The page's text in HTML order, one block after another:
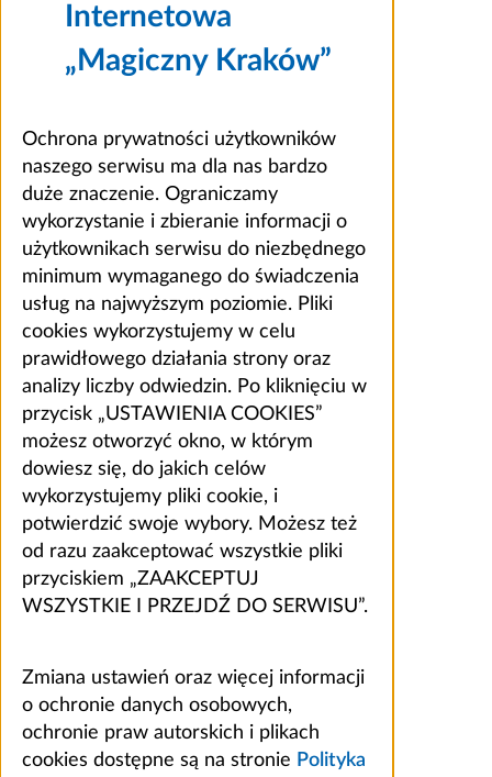
Internetowa
„Magiczny Kraków”
Ochrona prywatności użytkowników
naszego serwisu ma dla nas bardzo
duże znaczenie. Ograniczamy
wykorzystanie i zbieranie informacji o
użytkownikach serwisu do niezbędnego
minimum wymaganego do świadczenia
usług na najwyższym poziomie. Pliki
cookies wykorzystujemy w celu
prawidłowego działania strony oraz
analizy liczby odwiedzin. Po kliknięciu w
przycisk „USTAWIENIA COOKIES”
możesz otworzyć okno, w którym
dowiesz się, do jakich celów
wykorzystujemy pliki cookie, i
potwierdzić swoje wybory. Możesz też
od razu zaakceptować wszystkie pliki
przyciskiem „ZAAKCEPTUJ
WSZYSTKIE I PRZEJDŹ DO SERWISU”.
Zmiana ustawień oraz więcej informacji
o ochronie danych osobowych,
ochronie praw autorskich i plikach
cookies dostępne są na stronie Polityka